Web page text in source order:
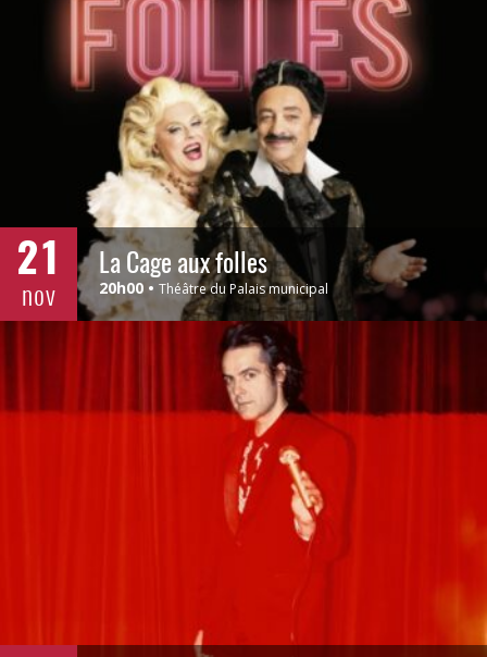
21
nov
La Cage aux folles
20h00 Théâtre du Palais municipal